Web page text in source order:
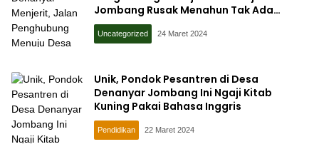
Jombang Rusak Menahun Tak Ada
Perbaikan
Uncategorized 24 Maret 2024
Unik, Pondok Pesantren di Desa
Denanyar Jombang Ini Ngaji Kitab
Kuning Pakai Bahasa Inggris
Pendidikan 22 Maret 2024